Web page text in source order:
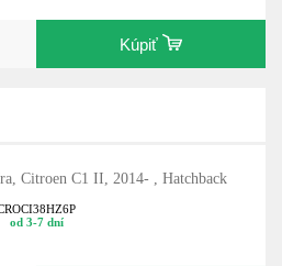
Kúpiť
Citroen C1 II, 2014- , Hatchback
od 3-7 dní